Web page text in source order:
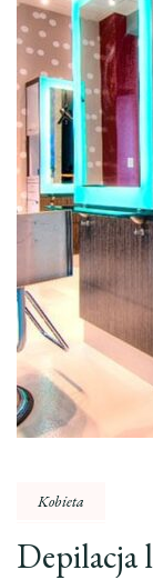
Kobieta
Depilacja